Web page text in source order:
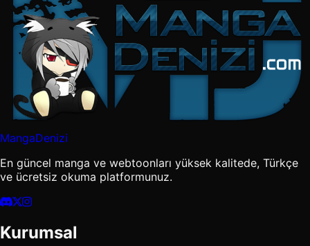
MangaDenizi
En güncel manga ve webtoonları yüksek kalitede, Türkçe
ve ücretsiz okuma platformunuz.
Kurumsal